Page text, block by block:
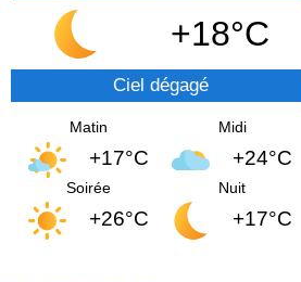
+18°C
Ciel dégagé
Matin
+17°C
Midi
+24°C
Soirée
+26°C
Nuit
+17°C